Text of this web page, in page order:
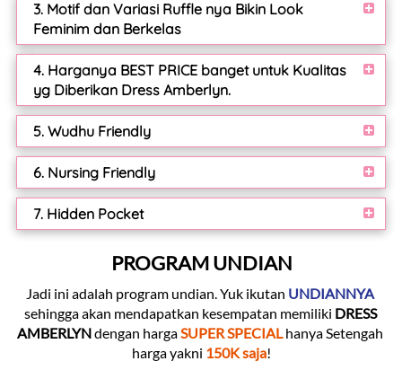
3. Motif dan Variasi Ruffle nya Bikin Look
Feminim dan Berkelas
4. Harganya BEST PRICE banget untuk Kualitas
yg Diberikan Dress Amberlyn.
5. Wudhu Friendly
6. Nursing Friendly
7. Hidden Pocket
PROGRAM UNDIAN
Jadi ini adalah program undian. Yuk ikutan
sehingga akan mendapatkan kesempatan memiliki DRESS
AMBERLYN dengan harga SUPER SPECIAL hanya Setengah
harga yakni 150K saja!